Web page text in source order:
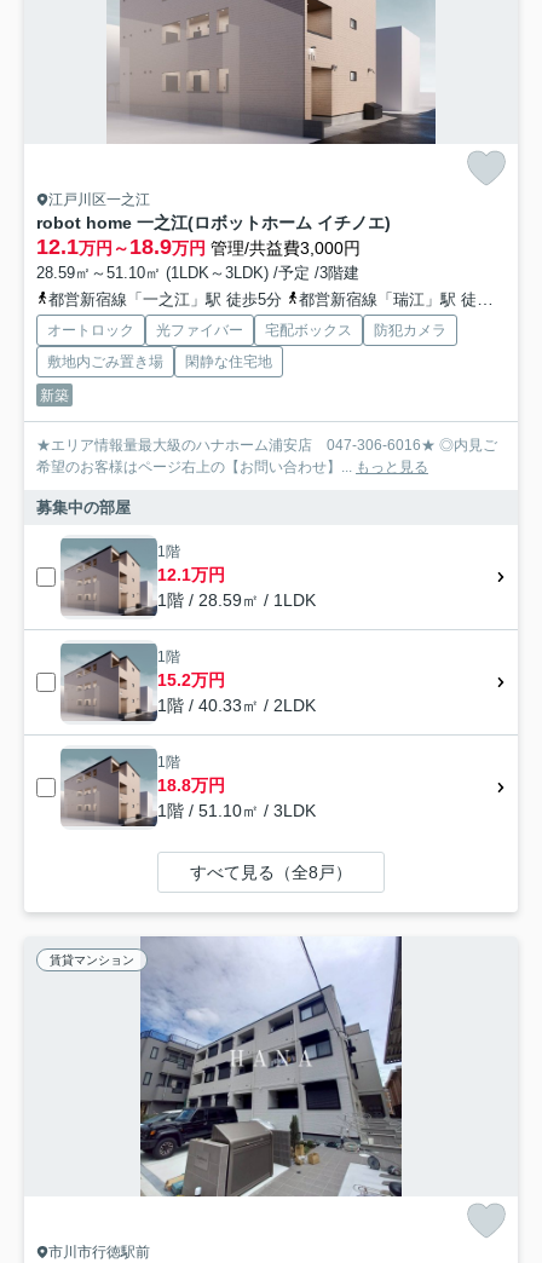
江戸川区一之江
robot home 一之江(ロボットホーム イチノエ)
12.1万円～18.9万円 管理/共益費3,000円
28.59㎡～51.10㎡ (1LDK～3LDK) /予定 /3階建
都営新宿線「一之江」駅 徒歩5分
都営新宿線「瑞江」駅 徒歩20分
オートロック 光ファイバー 宅配ボックス
防犯カメラ
敷地内ごみ置き場
閑静な住宅地
新築
★エリア情報量最大級のハナホーム浦安店 047-306-6016★ ◎内見ご
希望のお客様はページ右上の【お問い合わせ】... もっと見る
募集中の部屋
1階
12.1万円
1階 / 28.59㎡ / 1LDK
1階
15.2万円
1階 / 40.33㎡ / 2LDK
1階
18.8万円
1階 / 51.10㎡ / 3LDK
すべて見る（全8戸）
賃貸マンション
市川市行徳駅前